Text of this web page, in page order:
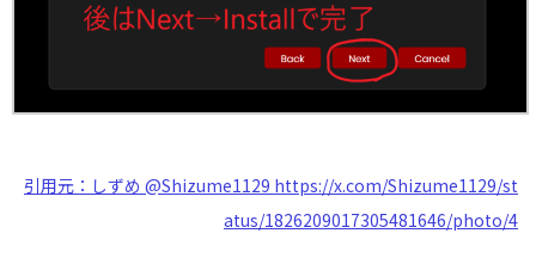
引用元：しずめ @Shizume1129 https://x.com/Shizume1129/st
atus/1826209017305481646/photo/4